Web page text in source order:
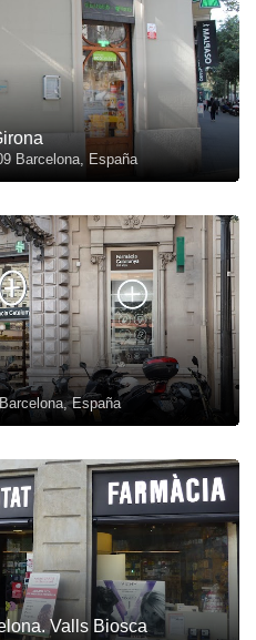
Barcelona, España
España
Valls Biosca